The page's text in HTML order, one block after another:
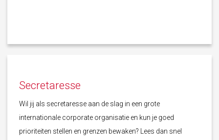
Secretaresse
Wil jij als secretaresse aan de slag in een grote
internationale corporate organisatie en kun je goed
prioriteiten stellen en grenzen bewaken? Lees dan snel